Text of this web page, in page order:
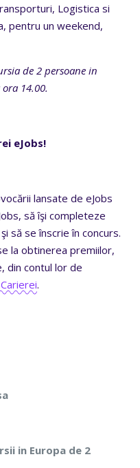
Logistica si
pentru un weekend,
de 2 persoane in
14.00.
eJobs!
lansate de eJobs
să îşi completeze
să se înscrie în concurs.
la obtinerea premiilor,
din contul lor de
.
in Europa de 2